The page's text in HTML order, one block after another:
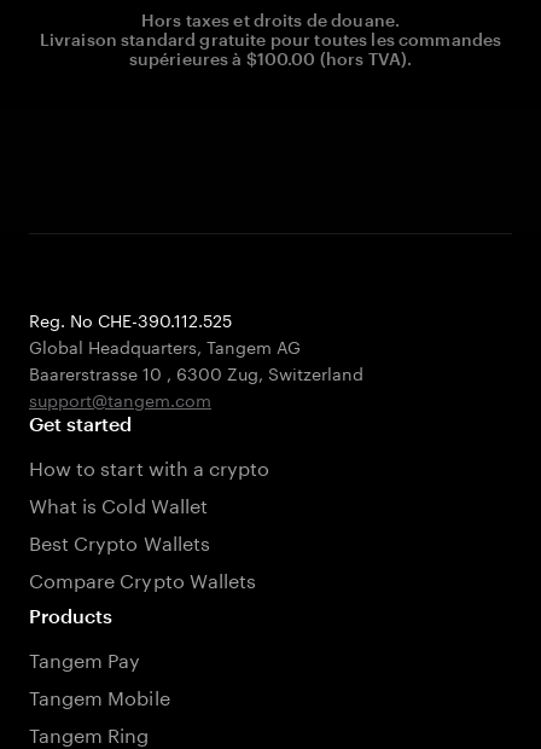
Hors taxes et droits de douane.
Livraison standard gratuite pour toutes les commandes
supérieures à $100.00 (hors TVA).
Reg. No CHE-390.112.525
Global Headquarters, Tangem AG
Baarerstrasse 10 , 6300 Zug, Switzerland
support@tangem.com
Get started
How to start with a crypto
What is Cold Wallet
Best Crypto Wallets
Compare Crypto Wallets
Products
Tangem Pay
Tangem Mobile
Tangem Ring